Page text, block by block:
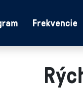
Frekvencie